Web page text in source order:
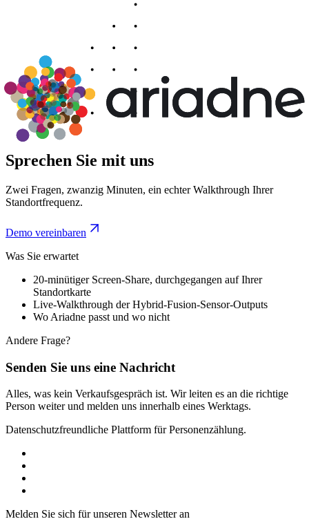
Sprechen Sie mit uns
Zwei Fragen, zwanzig Minuten, ein echter Walkthrough Ihrer
Standortfrequenz.
Demo vereinbaren
Was Sie erwartet
20-minütiger Screen-Share, durchgegangen auf Ihrer
Standortkarte
Live-Walkthrough der Hybrid-Fusion-Sensor-Outputs
Wo Ariadne passt und wo nicht
Andere Frage?
Senden Sie uns eine Nachricht
Alles, was kein Verkaufsgespräch ist. Wir leiten es an die richtige
Person weiter und melden uns innerhalb eines Werktags.
Datenschutzfreundliche Plattform für Personenzählung.
Melden Sie sich für unseren Newsletter an